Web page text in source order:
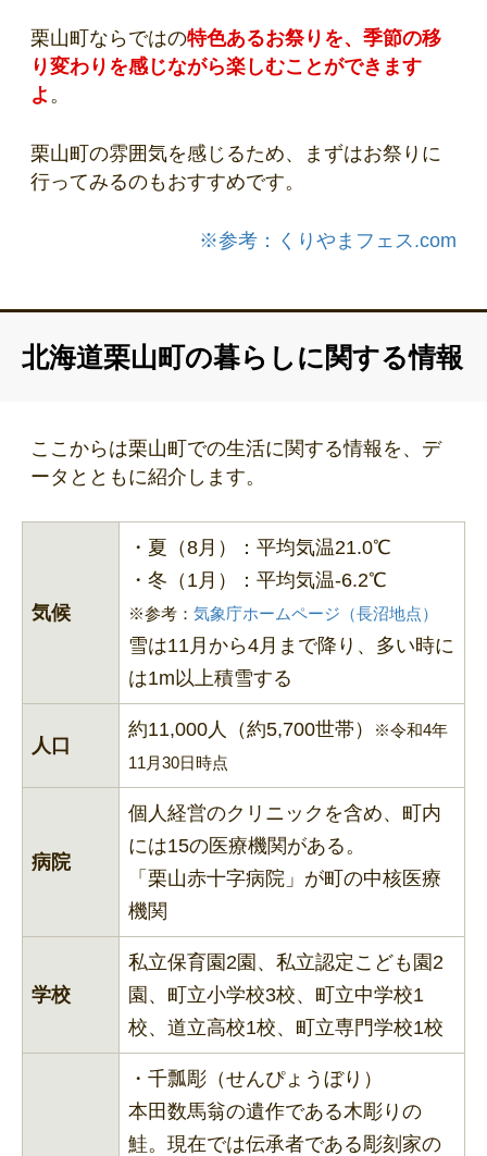
栗山町ならではの特色あるお祭りを、季節の移
り変わりを感じながら楽しむことができます
よ 。
栗山町の雰囲気を感じるため、まずはお祭りに
行ってみるのもおすすめです。
※参考：くりやまフェス.com
北海道栗山町の暮らしに関する情報
ここからは栗山町での生活に関する情報を、デ
ータとともに紹介します。
気候
・夏（8月）：平均気温21.0℃
・冬（1月）：平均気温-6.2℃
※参考： 気象庁ホームページ（長沼地点）
雪は11月から4月まで降り、多い時に
は1m以上積雪する
人口
約11,000人（約5,700世帯）
※令和4年
11月30日時点
病院
個人経営のクリニックを含め、町内
には15の医療機関がある。
「栗山赤十字病院」が町の中核医療
機関
学校
私立保育園2園、私立認定こども園2
園、町立小学校3校、町立中学校1
校、道立高校1校、町立専門学校1校
・千瓢彫（せんぴょうぼり）
本田数馬翁の遺作である木彫りの
鮭。現在では伝承者である彫刻家の